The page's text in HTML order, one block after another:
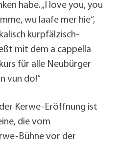
habe. „I love you, you
wu laafe mer hie“,
kurpfälzisch-
mit dem a cappella
für alle Neubürger
vun do!“
Kerwe-Eröffnung ist
die vom
Bühne vor der